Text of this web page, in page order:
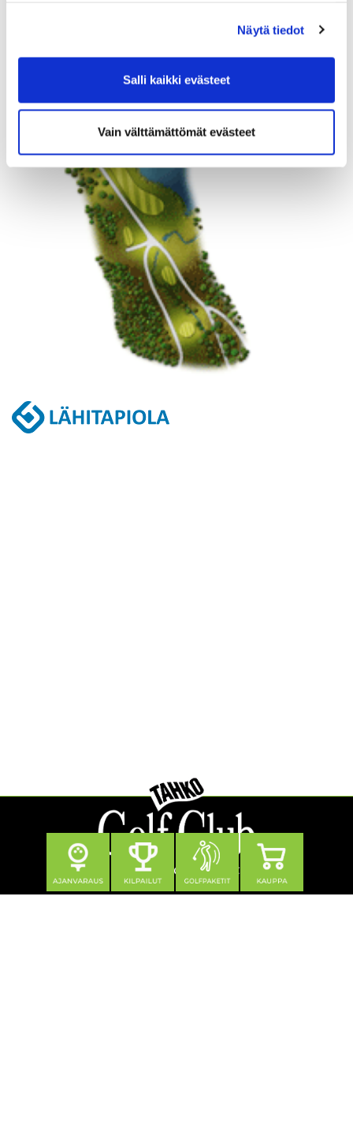
Näytä tiedot
Salli kaikki evästeet
Vain välttämättömät evästeet